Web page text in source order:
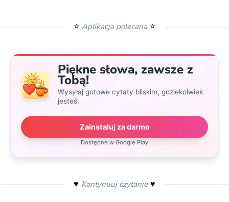
⭐ Aplikacja polecana ⭐
Piękne słowa, zawsze z
Tobą!
Wysyłaj gotowe cytaty bliskim, gdziekolwiek
jesteś.
Zainstaluj za darmo
Dostępne w Google Play
♥️ Kontynuuj czytanie ♥️